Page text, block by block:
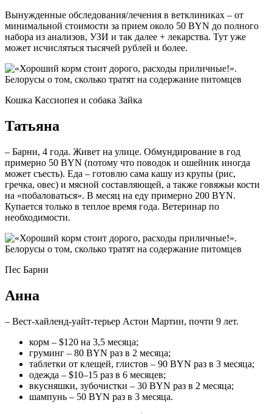
Вынужденные обследования/лечения в ветклиниках – от
минимальной стоимости за прием около 50 BYN до полного
набора из анализов, УЗИ и так далее + лекарства. Тут уже
может исчисляться тысячей рублей и более.
Кошка Кассиопея и собака Зайка
Татьяна
– Барни, 4 года. Живет на улице. Обмундирование в год
примерно 50 BYN (потому что поводок и ошейник иногда
может съесть). Еда – готовлю сама кашу из крупы (рис,
гречка, овес) и мясной составляющей, а также говяжьи кости
на «побаловаться». В месяц на еду примерно 200 BYN.
Купается только в теплое время года. Ветеринар по
необходимости.
Пес Барни
Анна
– Вест-хайленд-уайт-терьер Астон Мартин, почти 9 лет.
корм – $120 на 3,5 месяца;
груминг – 80 BYN раз в 2 месяца;
таблетки от клещей, глистов – 90 BYN раз в 3 месяца;
одежда – $10–15 раз в 6 месяцев;
вкусняшки, зубочистки – 30 BYN раз в 2 месяца;
шампунь – 50 BYN раз в 3 месяца.